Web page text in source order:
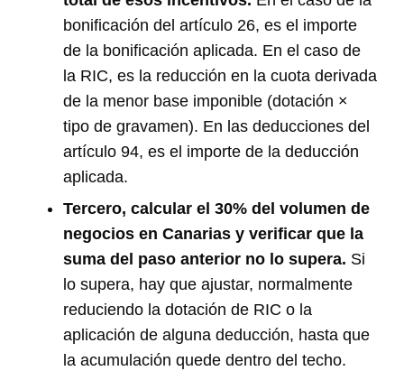
bonificación del artículo 26, es el importe
de la bonificación aplicada. En el caso de
la RIC, es la reducción en la cuota derivada
de la menor base imponible (dotación ×
tipo de gravamen). En las deducciones del
artículo 94, es el importe de la deducción
aplicada.
Tercero, calcular el 30% del volumen de
negocios en Canarias y verificar que la
suma del paso anterior no lo supera. Si
lo supera, hay que ajustar, normalmente
reduciendo la dotación de RIC o la
aplicación de alguna deducción, hasta que
la acumulación quede dentro del techo.